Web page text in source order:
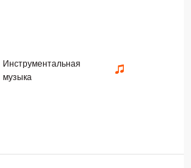
Инструментальная
музыка